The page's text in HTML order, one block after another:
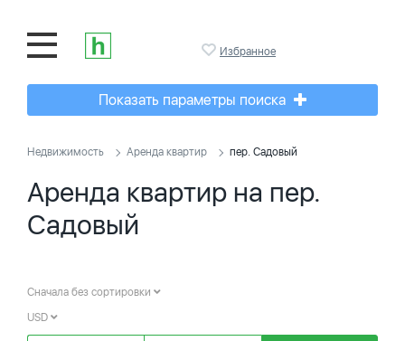
Избранное
Показать параметры поиска
Недвижимость Аренда квартир пер. Садовый
Аренда квартир на пер.
Садовый
Сначала без сортировки
USD